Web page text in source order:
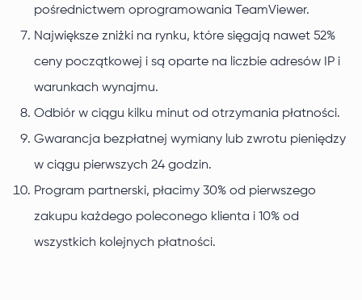
pośrednictwem oprogramowania TeamViewer.
Największe zniżki na rynku, które sięgają nawet 52%
ceny początkowej i są oparte na liczbie adresów IP i
warunkach wynajmu.
Odbiór w ciągu kilku minut od otrzymania płatności.
Gwarancja bezpłatnej wymiany lub zwrotu pieniędzy
w ciągu pierwszych 24 godzin.
Program partnerski, płacimy 30% od pierwszego
zakupu każdego poleconego klienta i 10% od
wszystkich kolejnych płatności.